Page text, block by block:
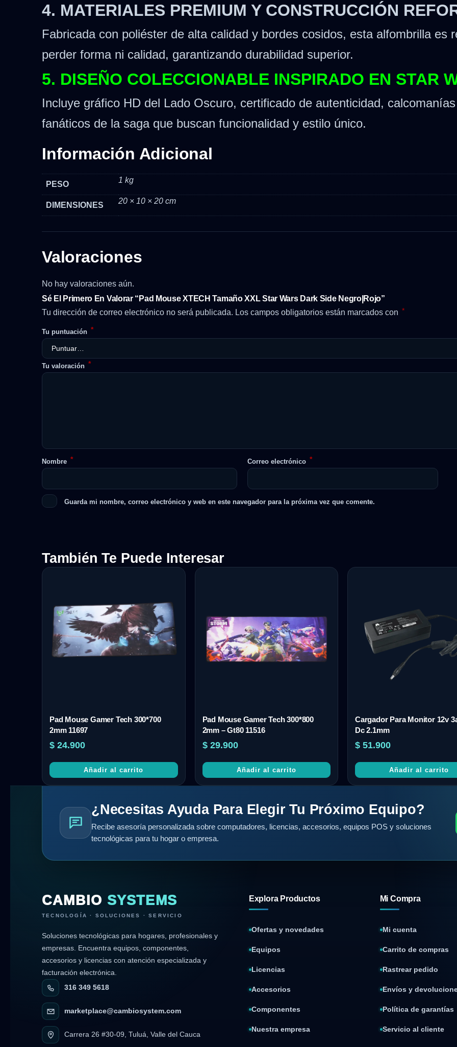
4. MATERIALES PREMIUM Y CONSTRUCCIÓN
Fabricada con poliéster de alta calidad y bordes cosidos, esta alfombrilla es
perder forma ni calidad, garantizando durabilidad superior.
5. DISEÑO COLECCIONABLE INSPIRADO EN STAR
Incluye gráfico HD del Lado Oscuro, certificado de autenticidad,
fanáticos de la saga que buscan funcionalidad y estilo único.
Información Adicional
PESO 1 kg
DIMENSIONES 20 × 10 × 20 cm
Valoraciones
No hay valoraciones aún.
Sé El Primero En Valorar “Pad Mouse XTECH Tamaño XXL Star Wars Dark Side Negro|Rojo”
Tu dirección de correo electrónico no será publicada. Los campos obligatorios están marcados con *
Tu puntuación *
Tu valoración *
Nombre * Correo electrónico *
Guarda mi nombre, correo electrónico y web en este navegador para la próxima vez que comente.
También Te Puede Interesar
Pad Mouse Gamer Tech 300*700
2mm 11697
$ 24.900
Añadir al carrito
Pad Mouse Gamer Tech 300*800
2mm – Gt80 11516
$29.900
Añadir al carrito
Cargador Para Monitor 12v
Dc 2.1mm
$ 51.900
Añadir al carrito
¿Necesitas Ayuda Para Elegir Tu Próximo Equipo?
Recibe asesoría personalizada sobre computadores, licencias, accesorios, equipos POS y soluciones
tecnológicas para tu hogar o empresa.
CAMBIO SYSTEMS
TECNOLOGÍA · SOLUCIONES · SERVICIO
Soluciones tecnológicas para hogares, profesionales y
empresas. Encuentra equipos, componentes,
accesorios y licencias con atención especializada y
facturación electrónica.
316 349 5618
marketplace@cambiosystem.com
Carrera 26 #30-09, Tuluá, Valle del Cauca
Explora Productos
Ofertas y novedades
Equipos
Licencias
Accesorios
Componentes
Nuestra empresa
Mi Compra
Mi cuenta
Carrito de compras
Rastrear pedido
Envíos y
Política de garantías
Servicio al cliente